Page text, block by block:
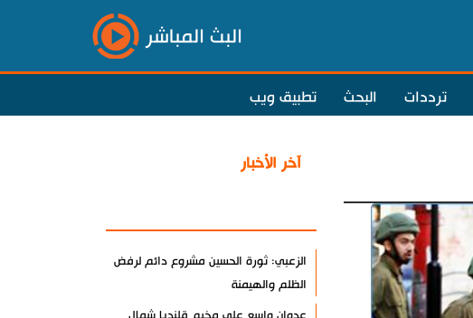
البث المباشر
ترددات البحث تطبيق ويب
آخر الأخبار
الزعبي: ثورة الحسين مشروع دائم لرفض
الظلم والهيمنة